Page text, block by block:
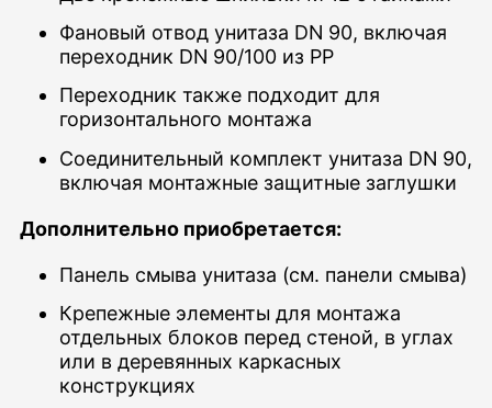
Фановый отвод унитаза DN 90, включая
переходник DN 90/100 из PP
Переходник также подходит для
горизонтального монтажа
Соединительный комплект унитаза DN 90,
включая монтажные защитные заглушки
Дополнительно приобретается:
Панель смыва унитаза (см. панели смыва)
Крепежные элементы для монтажа
отдельных блоков перед стеной, в углах
или в деревянных каркасных
конструкциях